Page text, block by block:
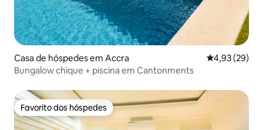
Casa de hóspedes em Accra Classificação
4,93 (29)
Bungalow chique + piscina em Cantonments
Favorito dos hóspedes
Favorito dos hóspedes